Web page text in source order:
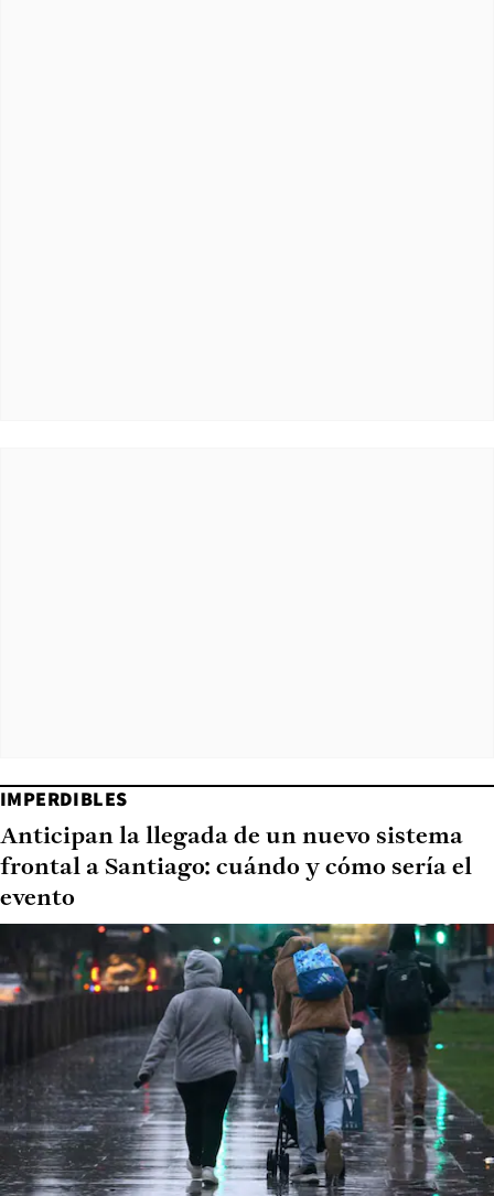
IMPERDIBLES
Anticipan la llegada de un nuevo sistema
frontal a Santiago: cuándo y cómo sería el
evento